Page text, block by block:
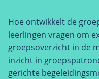
Hoe ontwikkelt de
leerlingen vragen om
groepsoverzicht in de
inzicht in
gerichte